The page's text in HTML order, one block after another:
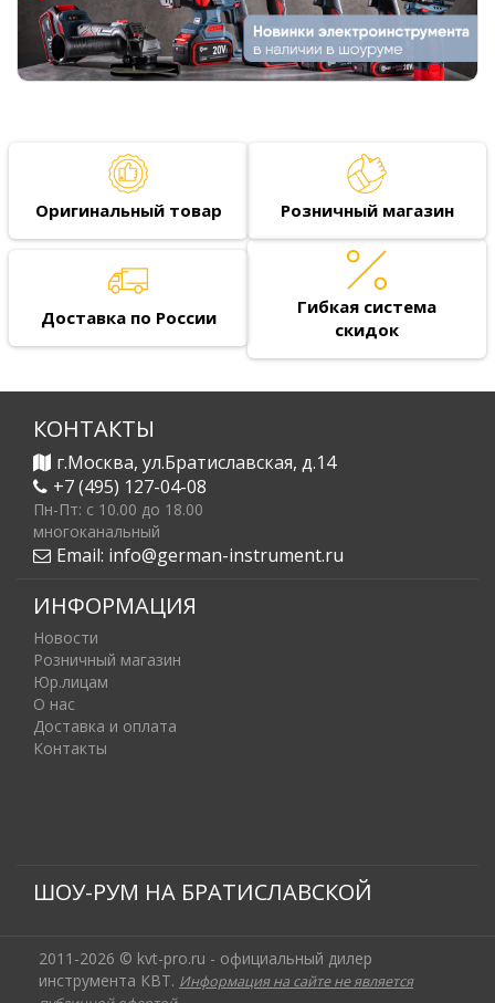
Оригинальный товар Розничный магазин
Доставка по России
Гибкая система
скидок
КОНТАКТЫ
г.Москва, ул.Братиславская, д.14
+7 (495) 127-04-08
Пн-Пт: c 10.00 до 18.00
многоканальный
Email: info@german-instrument.ru
ИНФОРМАЦИЯ
Новости
Розничный магазин
Юр.лицам
О нас
Доставка и оплата
Контакты
ШОУ-РУМ НА БРАТИСЛАВСКОЙ
2011-2026 © kvt-pro.ru - официальный дилер
инструмента КВТ. Информация на сайте не является